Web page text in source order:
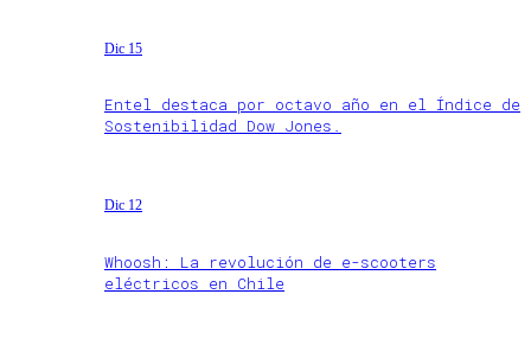
Dic 15
Entel destaca por octavo año en el Índice de
Sostenibilidad Dow Jones.
Dic 12
Whoosh: La revolución de e-scooters
eléctricos en Chile